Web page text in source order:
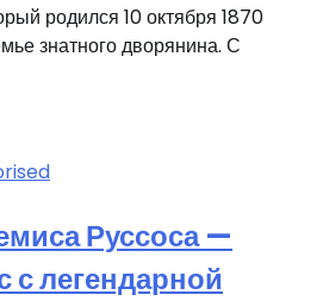
родился 10 октября 1870
знатного дворянина. С
Руссоса —
с легендарной